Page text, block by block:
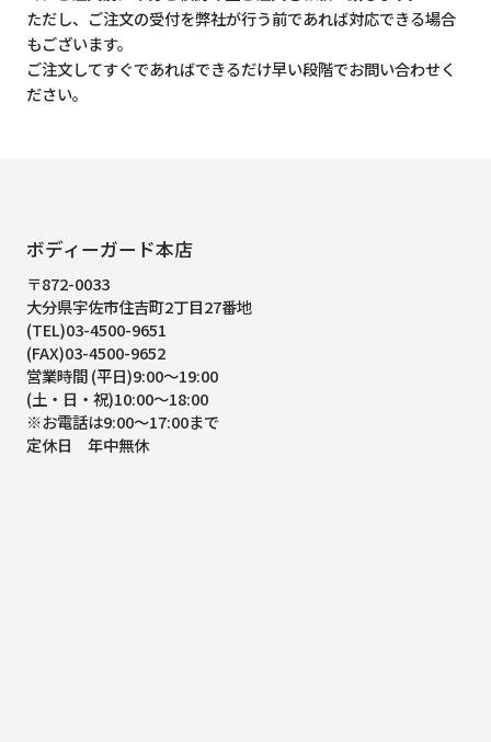
ただし、ご注文の受付を弊社が行う前であれば対応できる場合
もございます。
ご注文してすぐであればできるだけ早い段階でお問い合わせく
ださい。
ボディーガード本店
〒872-0033
大分県宇佐市住吉町2丁目27番地
(TEL)03-4500-9651
(FAX)03-4500-9652
営業時間 (平日)9:00～19:00
(土・日・祝)10:00～18:00
※お電話は9:00～17:00まで
定休日 年中無休